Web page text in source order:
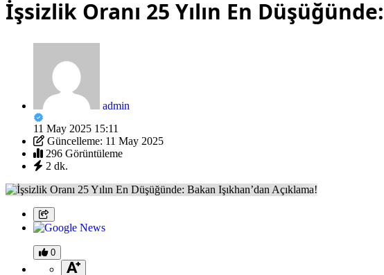
İşsizlik Oranı 25 Yılın En
admin
11 May 2025 15:11
Güncelleme: 11 May 2025
296 Görüntüleme
2 dk.
0